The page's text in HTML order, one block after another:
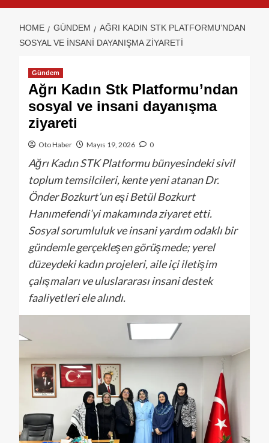
HOME GÜNDEM
AĞRI KADIN STK PLATFORMU’NDAN
SOSYAL VE INSANI DAYANIŞMA ZIYARETI
Gündem
Ağrı Kadın Stk Platformu’ndan
sosyal ve insani dayanışma
ziyareti
Oto Haber Mayıs 19, 2026 0
Ağrı Kadın STK Platformu bünyesindeki sivil
toplum temsilcileri, kente yeni atanan Dr.
Önder Bozkurt’un eşi Betül Bozkurt
Hanımefendi’yi makamında ziyaret etti.
Sosyal sorumluluk ve insani yardım odaklı bir
gündemle gerçekleşen görüşmede; yerel
düzeydeki kadın projeleri, aile içi iletişim
çalışmaları ve uluslararası insani destek
faaliyetleri ele alındı.